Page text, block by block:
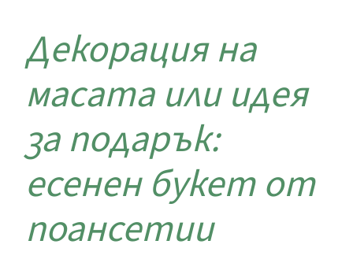
Декорация на
масата или идея
за подарък:
есенен букет от
поансетии